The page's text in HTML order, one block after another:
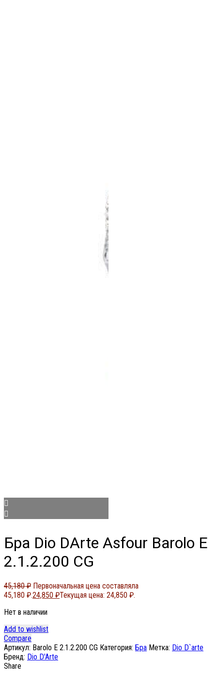
Бра Dio DArte Asfour Barolo E
2.1.2.200 CG
45,180₽ Первоначальная цена составляла
45,180 ₽.24,850 ₽Текущая цена: 24,850 ₽.
Нет в наличии
Add to wishlist
Compare
Артикул: Barolo E 2.1.2.200 CG Категория: Бра Метка: Dio D`arte
Бренд: Dio D'Arte
Share